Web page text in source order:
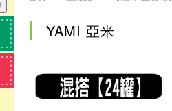
YAMI 亞米